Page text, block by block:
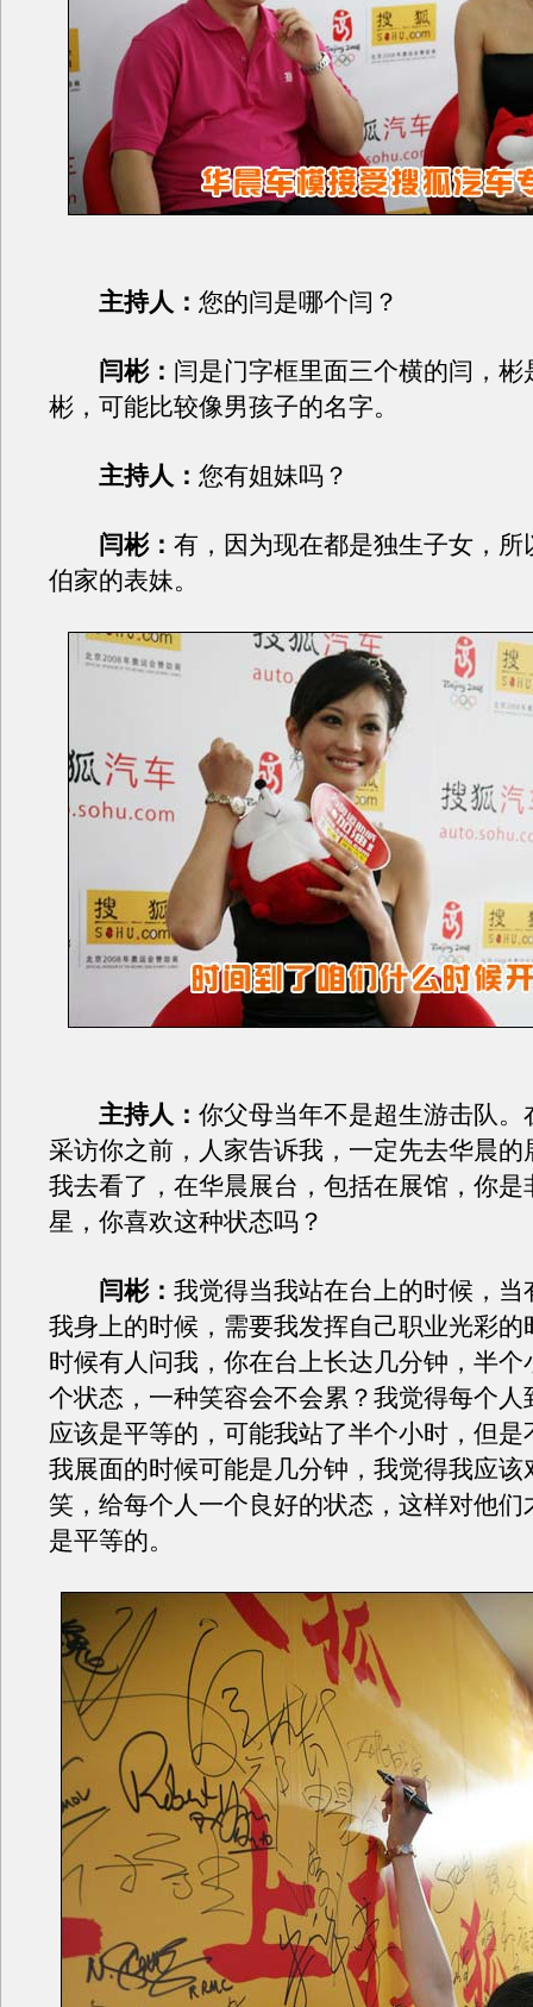
主持人： 您的闫是哪个闫？
闫彬： 闫是门字框里面三个横的闫，彬
彬，可能比较像男孩子的名字。
主持人： 您有姐妹吗？
闫彬： 有，因为现在都是独生子女，所
伯家的表妹。
主持人： 你父母当年不是超生游击队。
采访你之前，人家告诉我，一定先去华晨的
我去看了，在华晨展台，包括在展馆，你是
星，你喜欢这种状态吗？
闫彬： 我觉得当我站在台上的时候，当
我身上的时候，需要我发挥自己职业光彩的
时候有人问我，你在台上长达几分钟，半个
个状态，一种笑容会不会累？我觉得每个人
应该是平等的，可能我站了半个小时，但是
我展面的时候可能是几分钟，我觉得我应该
笑，给每个人一个良好的状态，这样对他们
是平等的。